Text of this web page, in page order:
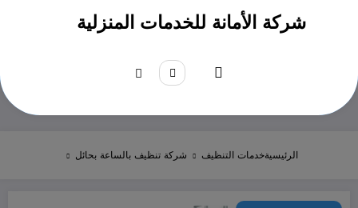
شركة الأمانة للخدمات المنزلية
الرئيسيةخدمات التنظيف شركة تنظيف بالساعة بحائل